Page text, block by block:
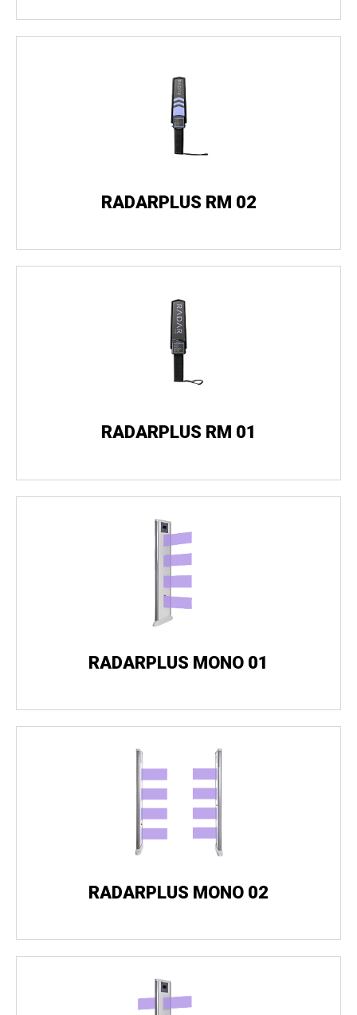
RADARPLUS RM 02
RADARPLUS RM 01
RADARPLUS MONO 01
RADARPLUS MONO 02